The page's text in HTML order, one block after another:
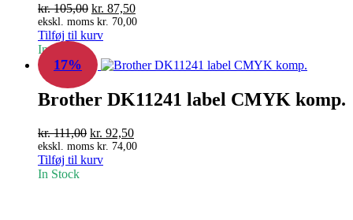
kr.105,00 Den
oprindelige
pris
var:
kr. 105,00.
kr. 87,50Den
aktuelle
kr. 87,50.
ekskl. moms kr. 70,00
Tilføj til kurv
In Stock
17%
Brother DK11241 label CMYK komp.
kr.111,00 Den
oprindelige
pris
kr. 92,50Den
aktuelle
ekskl. moms kr. 74,00
Tilføj til kurv
In Stock